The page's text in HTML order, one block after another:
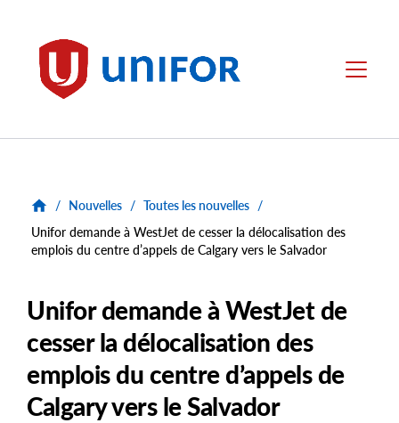
Unifor Menu
/ Nouvelles / Toutes les nouvelles /
Unifor demande à WestJet de cesser la délocalisation des
emplois du centre d’appels de Calgary vers le Salvador
Unifor demande à WestJet de
cesser la délocalisation des
emplois du centre d’appels de
Calgary vers le Salvador